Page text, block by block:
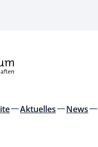
Aktuelles News